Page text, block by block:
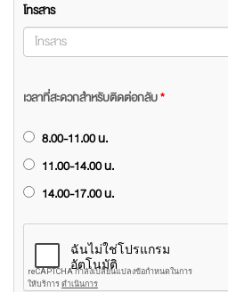
โทรสาร
เวลาที่สะดวกสำหรับติดต่อกลับ*
8.00-11.00 น.
11.00-14.00 น.
14.00-17.00 น.